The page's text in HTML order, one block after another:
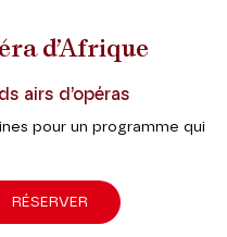
d’Afrique
airs d’opéras
pour un programme qui
RÉSERVER